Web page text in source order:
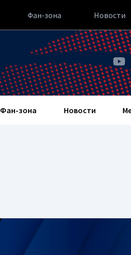
Фан-зона Новости
Фан-зона Новости